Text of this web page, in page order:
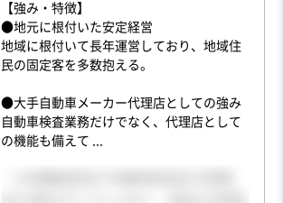
【強み・特徴】
●地元に根付いた安定経営
地域に根付いて長年運営しており、地域住
民の固定客を多数抱える。
●大手自動車メーカー代理店としての強み
自動車検査業務だけでなく、代理店として
の機能も備えて